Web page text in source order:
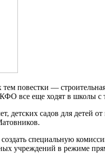
повестки —
все еще ходят в школы
садов для детей
специальную
учреждений в режиме